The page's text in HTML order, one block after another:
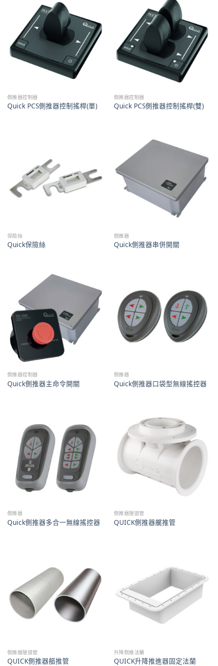
側推器控制器
Quick PCS側推器控制搖桿(單)
側推器控制器
Quick PCS側推器控制搖桿(雙)
保險絲
Quick保險絲
側推器
Quick側推器串併開關
側推器控制器
Quick側推器主命令開關
側推器
Quick側推器口袋型無線搖控器
側推器
Quick側推器多合一無線搖控器
側推器隧道管
QUICK側推器艉推管
側推器隧道管
QUICK側推器艏推管
升降側推法蘭
QUICK升降推進器固定法蘭